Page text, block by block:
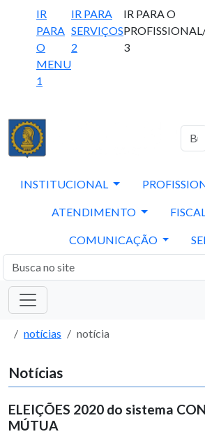
IR
PARA
O
MENU
1
IR PARA
SERVIÇOS
2
IR PARA O
3
INSTITUCIONAL
ATENDIMENTO
COMUNICAÇÃO
notícias notícia
Notícias
ELEIÇÕES 2020 do sistema
MÚTUA